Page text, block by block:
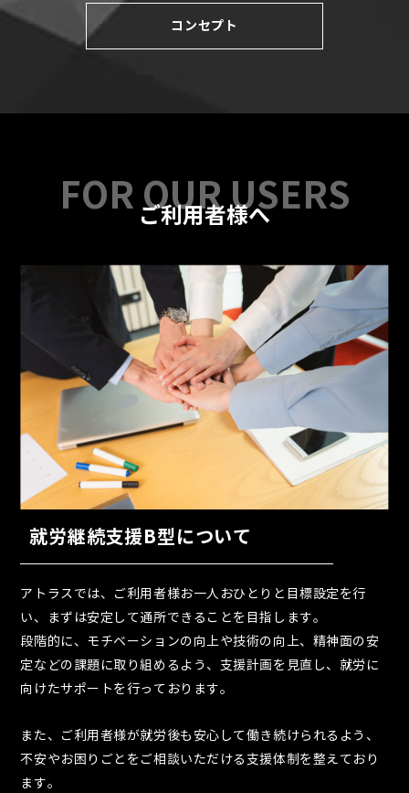
コンセプト
ご利用者様へ
就労継続支援B型について
アトラスでは、ご利用者様お一人おひとりと目標設定を行
い、まずは安定して通所できることを目指します。
段階的に、モチベーションの向上や技術の向上、精神面の安
定などの課題に取り組めるよう、支援計画を見直し、就労に
向けたサポートを行っております。
また、ご利用者様が就労後も安心して働き続けられるよう、
不安やお困りごとをご相談いただける支援体制を整えており
ます。